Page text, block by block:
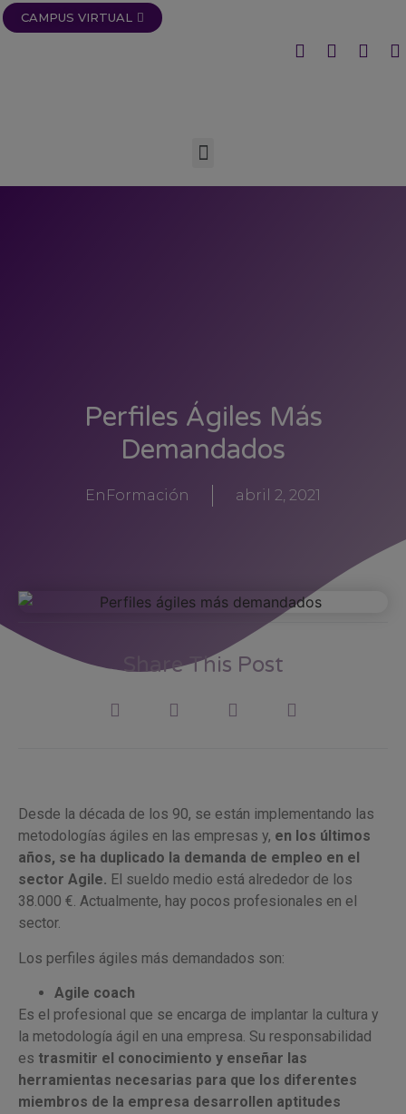
CAMPUS VIRTUAL
Perfiles Ágiles Más
Demandados
EnFormación abril 2, 2021
Share This Post
Desde la década de los 90, se están implementando las
metodologías ágiles en las empresas y, en los últimos
años, se ha duplicado la demanda de empleo en el
sector Agile. El sueldo medio está alrededor de los
38.000 €. Actualmente, hay pocos profesionales en el
sector.
Los perfiles ágiles más demandados son:
Agile coach
Es el profesional que se encarga de implantar la cultura y
la metodología ágil en una empresa. Su responsabilidad
es trasmitir el conocimiento y enseñar las
herramientas necesarias para que los diferentes
miembros de la empresa desarrollen aptitudes